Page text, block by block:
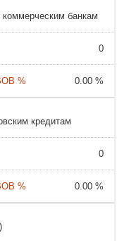
банкам
0
0.00 %
кредитам
0
0.00 %